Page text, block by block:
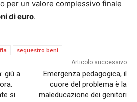
per un valore complessivo finale
di euro.
sequestro beni
giù a
si
Articolo successivo
Emergenza pedagogica, il
cuore del problema è la
maleducazione dei genitori